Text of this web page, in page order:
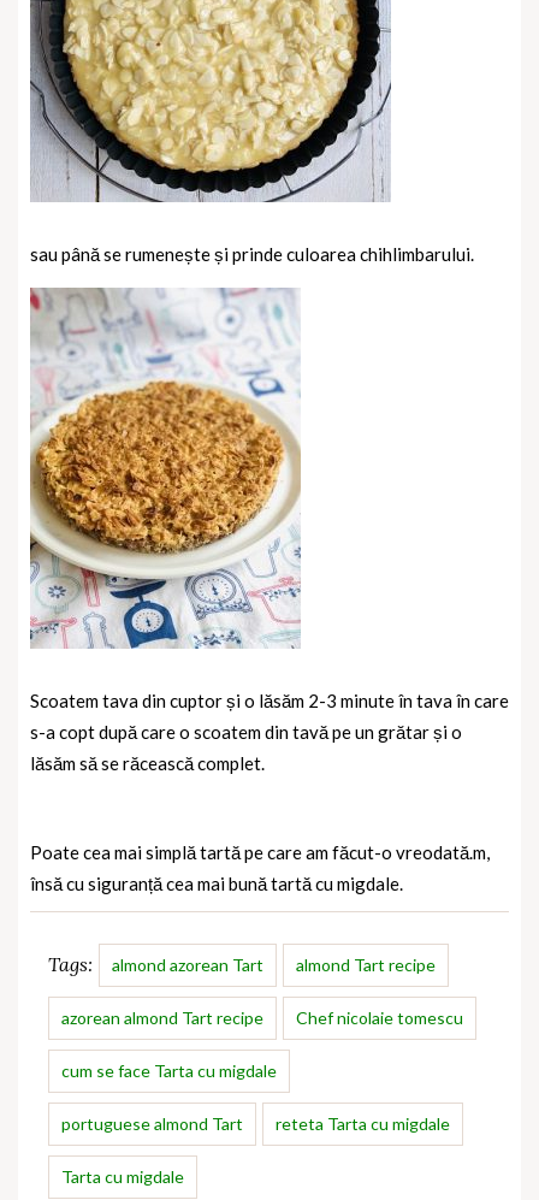
sau până se rumenește și prinde culoarea chihlimbarului.
Scoatem tava din cuptor și o lăsăm 2-3 minute în tava în care
s-a copt după care o scoatem din tavă pe un grătar și o
lăsăm să se răcească complet.
Poate cea mai simplă tartă pe care am făcut-o vreodată.m,
însă cu siguranță cea mai bună tartă cu migdale.
Tags: almond azorean Tart almond Tart recipe
azorean almond Tart recipe Chef nicolaie tomescu
cum se face Tarta cu migdale
portuguese almond Tart reteta Tarta cu migdale
Tarta cu migdale